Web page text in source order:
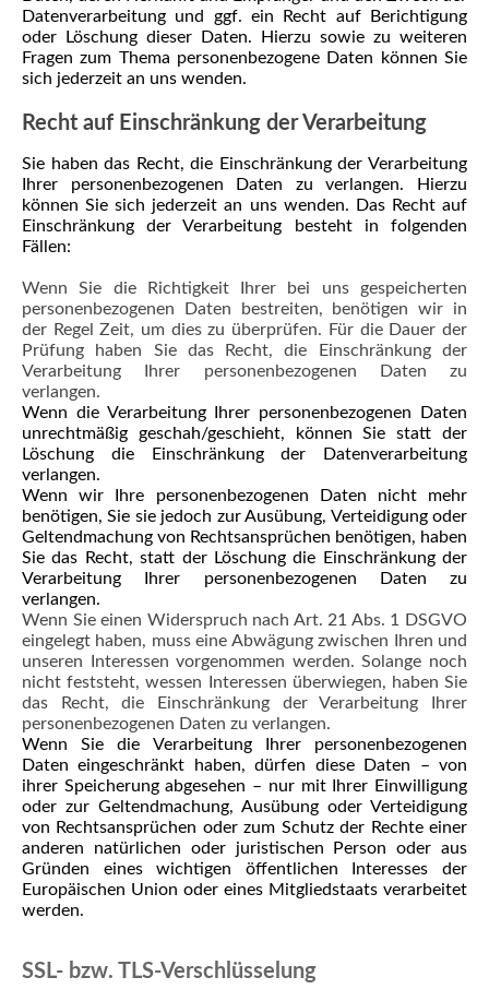
Datenverarbeitung und ggf. ein Recht auf Berichtigung
oder Löschung dieser Daten. Hierzu sowie zu weiteren
Fragen zum Thema personenbezogene Daten können Sie
sich jederzeit an uns wenden.
Recht auf Einschränkung der Verarbeitung
Sie haben das Recht, die Einschränkung der Verarbeitung
Ihrer personenbezogenen Daten zu verlangen. Hierzu
können Sie sich jederzeit an uns wenden. Das Recht auf
Einschränkung der Verarbeitung besteht in folgenden
Fällen:
Wenn Sie die Richtigkeit Ihrer bei uns gespeicherten
personenbezogenen Daten bestreiten, benötigen wir in
der Regel Zeit, um dies zu überprüfen. Für die Dauer der
Prüfung haben Sie das Recht, die Einschränkung der
Verarbeitung Ihrer personenbezogenen Daten zu
verlangen.
Wenn die Verarbeitung Ihrer personenbezogenen Daten
unrechtmäßig geschah/geschieht, können Sie statt der
Löschung die Einschränkung der Datenverarbeitung
verlangen.
Wenn wir Ihre personenbezogenen Daten nicht mehr
benötigen, Sie sie jedoch zur Ausübung, Verteidigung oder
Geltendmachung von Rechtsansprüchen benötigen, haben
Sie das Recht, statt der Löschung die Einschränkung der
Verarbeitung Ihrer personenbezogenen Daten zu
verlangen.
Wenn Sie einen Widerspruch nach Art. 21 Abs. 1 DSGVO
eingelegt haben, muss eine Abwägung zwischen Ihren und
unseren Interessen vorgenommen werden. Solange noch
nicht feststeht, wessen Interessen überwiegen, haben Sie
das Recht, die Einschränkung der Verarbeitung Ihrer
personenbezogenen Daten zu verlangen.
Wenn Sie die Verarbeitung Ihrer personenbezogenen
Daten eingeschränkt haben, dürfen diese Daten – von
ihrer Speicherung abgesehen – nur mit Ihrer Einwilligung
oder zur Geltendmachung, Ausübung oder Verteidigung
von Rechtsansprüchen oder zum Schutz der Rechte einer
anderen natürlichen oder juristischen Person oder aus
Gründen eines wichtigen öffentlichen Interesses der
Europäischen Union oder eines Mitgliedstaats verarbeitet
werden.
SSL- bzw. TLS-Verschlüsselung